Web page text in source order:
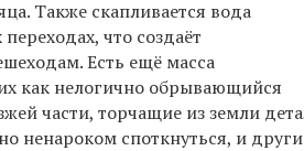
Также скапливается вода
что создаёт
Есть ещё масса
как нелогично обрывающийся
части, торчащие из земли
ненароком споткнуться, и